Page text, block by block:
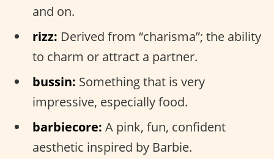
and on.
rizz: Derived from “charisma”; the ability
to charm or attract a partner.
bussin: Something that is very
impressive, especially food.
barbiecore: A pink, fun, confident
aesthetic inspired by Barbie.